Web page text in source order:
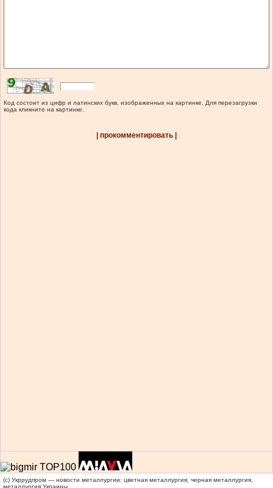
Код состоит из цифр и латинских букв, изображенных на картинке. Для перезагрузки
кода кликните на картинке.
| прокомментировать |
(c) Укррудпром — новости металлургии: цветная металлургия, черная металлургия,